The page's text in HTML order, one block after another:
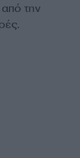
από την